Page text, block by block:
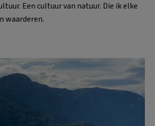
Een cultuur van natuur. Die ik elke
waarderen.